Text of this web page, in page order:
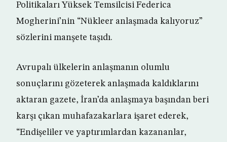
Politikaları Yüksek Temsilcisi Federica
Mogherini’nin “Nükleer anlaşmada kalıyoruz”
sözlerini manşete taşıdı.
Avrupalı ülkelerin anlaşmanın olumlu
sonuçlarını gözeterek anlaşmada kaldıklarını
aktaran gazete, İran’da anlaşmaya başından beri
karşı çıkan muhafazakarlara işaret ederek,
“Endişeliler ve yaptırımlardan kazananlar,